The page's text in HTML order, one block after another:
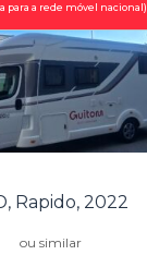
para a rede móvel nacional)
Rapido, 2022
ou similar